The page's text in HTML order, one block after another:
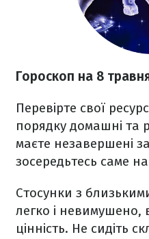
Гороскоп на 8
Перевірте свої
порядку домашні та
маєте незавершені
зосередьтесь саме
Стосунки з
легко і невимушено,
цінність. Не сидіть